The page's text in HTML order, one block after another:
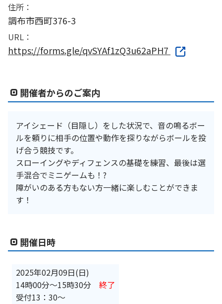
住所：
調布市西町376-3
URL：
https://forms.gle/qvSYAf1zQ3u62aPH7
開催者からのご案内
アイシェード（目隠し）をした状況で、音の鳴るボー
ルを頼りに相手の位置や動作を探りながらボールを投
げ合う競技です。
スローイングやディフェンスの基礎を練習、最後は選
手混合でミニゲームも！?
障がいのある方もない方一緒に楽しむことができま
す！
開催日時
2025年02月09日(日)
14時00分〜15時30分
受付13：30～
終了